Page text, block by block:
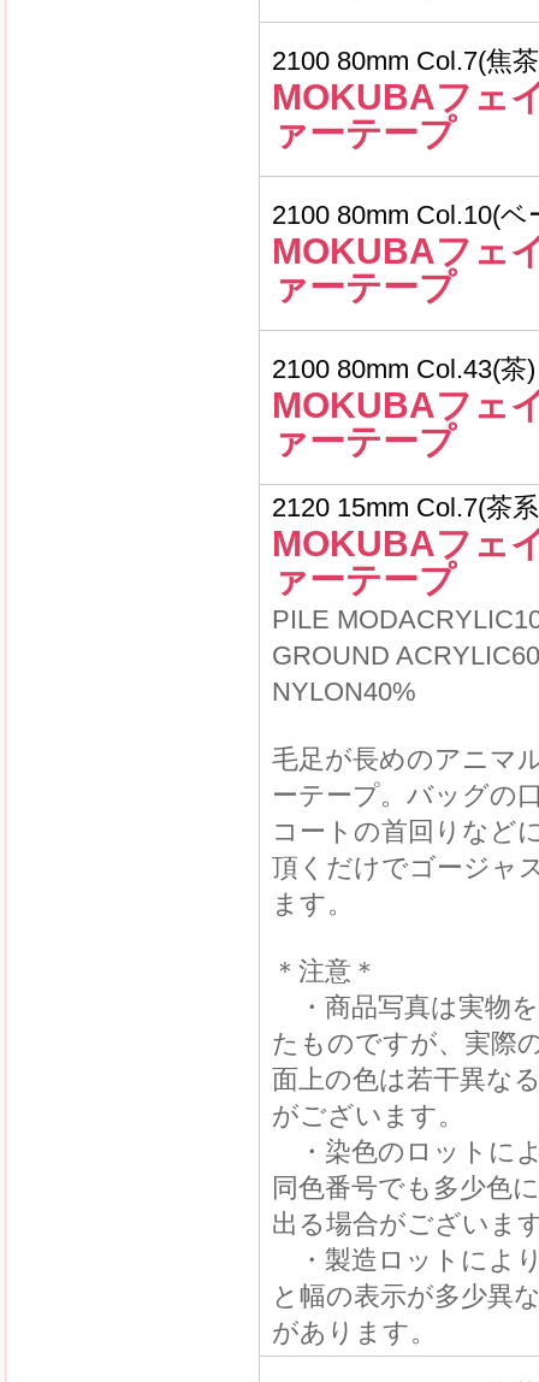
2100 80mm Col.7(焦
MOKUBAフェ
ァーテープ
2100 80mm Col.10(ベ
MOKUBAフェ
ァーテープ
2100 80mm Col.43(茶)
MOKUBAフェ
ァーテープ
2120 15mm Col.7(茶
MOKUBAフェ
ァーテープ
PILE
GROUND
NYLON40%
毛足が長めのアニマ
ーテープ。バッグの
コートの首回りなど
頂くだけでゴージャ
ます。
＊注意＊
・商品写真は実物
たものですが、実際
面上の色は若干異な
がございます。
・染色のロットに
同色番号でも多少色
出る場合がございま
・製造ロットによ
と幅の表示が多少異
があります。